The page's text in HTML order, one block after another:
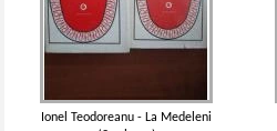
Ionel Teodoreanu - La Medeleni